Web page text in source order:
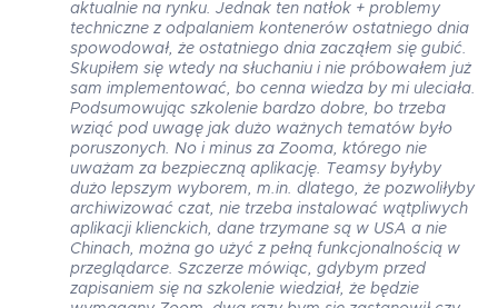
aktualnie na rynku. Jednak ten natłok + problemy
techniczne z odpalaniem kontenerów ostatniego dnia
spowodował, że ostatniego dnia zacząłem się gubić.
Skupiłem się wtedy na słuchaniu i nie próbowałem już
sam implementować, bo cenna wiedza by mi uleciała.
Podsumowując szkolenie bardzo dobre, bo trzeba
wziąć pod uwagę jak dużo ważnych tematów było
poruszonych. No i minus za Zooma, którego nie
uważam za bezpieczną aplikację. Teamsy byłyby
dużo lepszym wyborem, m.in. dlatego, że pozwoliłyby
archiwizować czat, nie trzeba instalować wątpliwych
aplikacji klienckich, dane trzymane są w USA a nie
Chinach, można go użyć z pełną funkcjonalnością w
przeglądarce. Szczerze mówiąc, gdybym przed
zapisaniem się na szkolenie wiedział, że będzie